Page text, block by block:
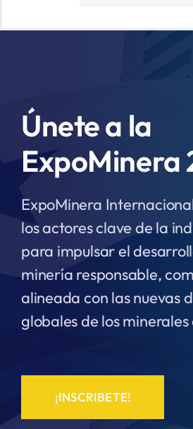
Únete a la
ExpoMinera
ExpoMinera
los actores clave de la
para impulsar el
minería responsable,
alineada con las nuevas
globales de los
¡INSCRIBETE!